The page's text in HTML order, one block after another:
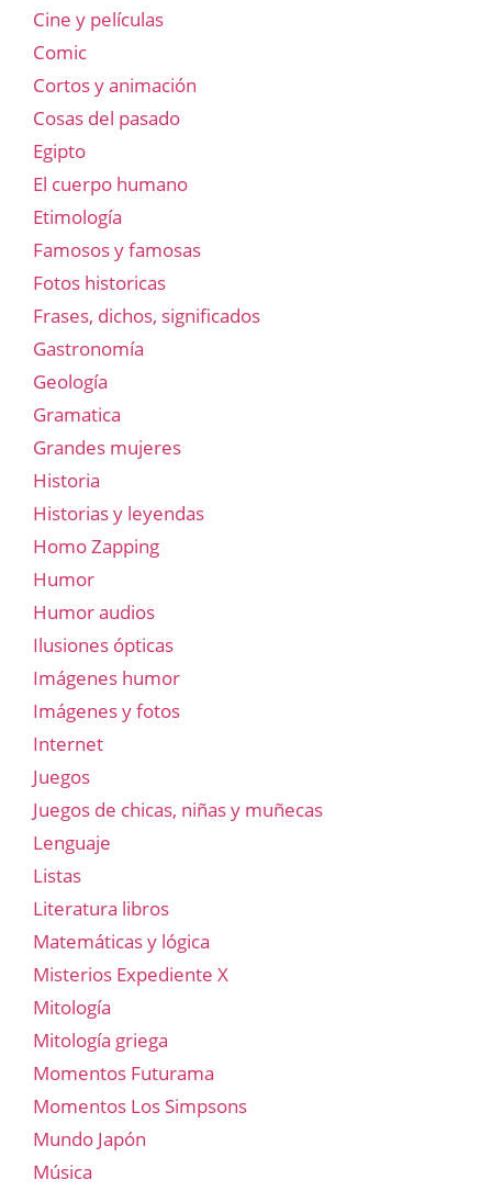
Cine y películas
Comic
Cortos y animación
Cosas del pasado
Egipto
El cuerpo humano
Etimología
Famosos y famosas
Fotos historicas
Frases, dichos, significados
Gastronomía
Geología
Gramatica
Grandes mujeres
Historia
Historias y leyendas
Homo Zapping
Humor
Humor audios
Ilusiones ópticas
Imágenes humor
Imágenes y fotos
Internet
Juegos
Juegos de chicas, niñas y muñecas
Lenguaje
Listas
Literatura libros
Matemáticas y lógica
Misterios Expediente X
Mitología
Mitología griega
Momentos Futurama
Momentos Los Simpsons
Mundo Japón
Música